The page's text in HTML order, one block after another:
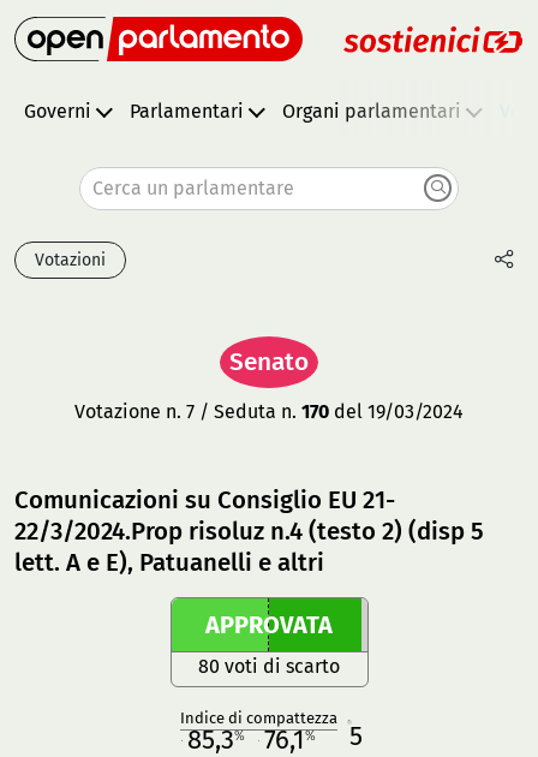
Governi Parlamentari Organi parlamentari
Cerca un parlamentare
Votazioni
Senato
Votazione n. 7 / Seduta n. 170 del 19/03/2024
Comunicazioni su Consiglio EU 21-
22/3/2024.Prop risoluz n.4 (testo 2) (disp 5
lett. A e E), Patuanelli e altri
APPROVATA
80 voti di scarto
Indice di compattezza
85,3% 76,1% 5